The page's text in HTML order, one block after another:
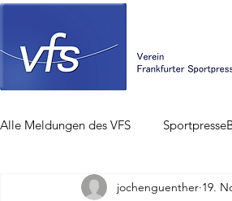
Alle Meldungen des VFS
jochenguenther 19.